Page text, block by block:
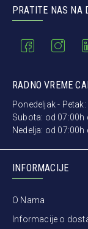
PRATITE NAS NA
RADNO VREME
Ponedeljak -
Subota: od 07:00h
Nedelja: od 07:00h
INFORMACIJE
O Nama
Informacije o